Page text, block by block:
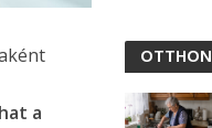
a
OTTHON